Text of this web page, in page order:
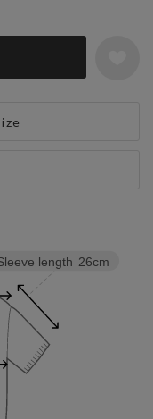
length 26cm